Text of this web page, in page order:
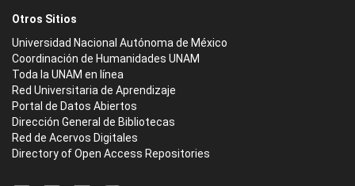
Otros Sitios
Universidad Nacional Autónoma de México
Coordinación de Humanidades UNAM
Toda la UNAM en línea
Red Universitaria de Aprendizaje
Portal de Datos Abiertos
Dirección General de Bibliotecas
Red de Acervos Digitales
Directory of Open Access Repositories